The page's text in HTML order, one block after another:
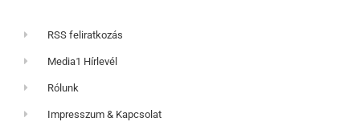
RSS feliratkozás
Media1 Hírlevél
Rólunk
Impresszum & Kapcsolat